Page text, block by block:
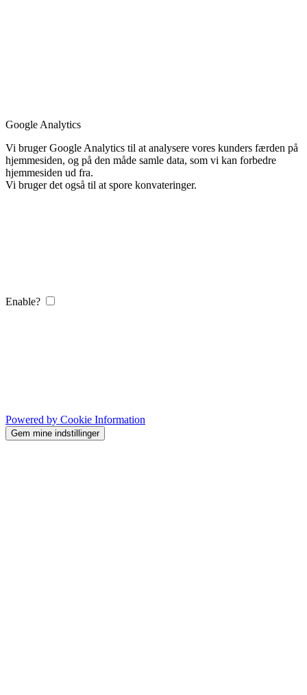
Google Analytics
Vi bruger Google Analytics til at analysere vores kunders færden på
hjemmesiden, og på den måde samle data, som vi kan forbedre
hjemmesiden ud fra.
Vi bruger det også til at spore konvateringer.
Enable?
Powered by Cookie Information
Gem mine indstillinger